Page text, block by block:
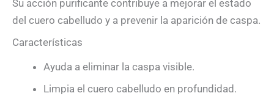
Su acción purificante contribuye a mejorar el estado
del cuero cabelludo y a prevenir la aparición de caspa.
Características
Ayuda a eliminar la caspa visible.
Limpia el cuero cabelludo en profundidad.